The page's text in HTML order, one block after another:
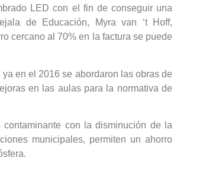
LED con el fin de conseguir una
de Educación, Myra van ‘t Hoff,
cercano al 70% en la factura se puede
en el 2016 se abordaron las obras de
en las aulas para la normativa de
con la disminución de la
municipales, permiten un ahorro